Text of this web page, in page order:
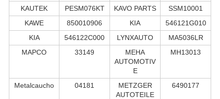
KAUTEK
PESM076KT KAVO PARTS
SSM10001
KAWE
850010906 KIA
546121G010
KIA
546122C000 LYNXAUTO
MA5036LR
MAPCO
33149
MEHA
AUTOMOTIV
E
MH13013
Metalcaucho 04181
METZGER
AUTOTEILE
6490177